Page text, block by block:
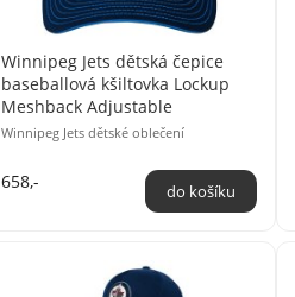
Winnipeg Jets dětská čepice
baseballová kšiltovka Lockup
Meshback Adjustable
Winnipeg Jets dětské oblečení
658,-